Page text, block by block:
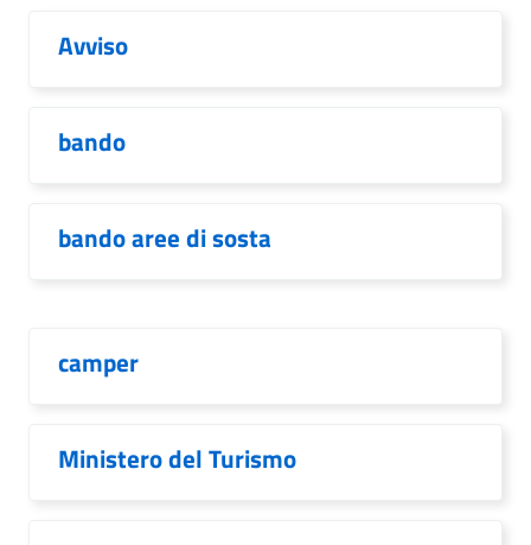
Avviso
bando
bando aree di sosta
camper
Ministero del Turismo